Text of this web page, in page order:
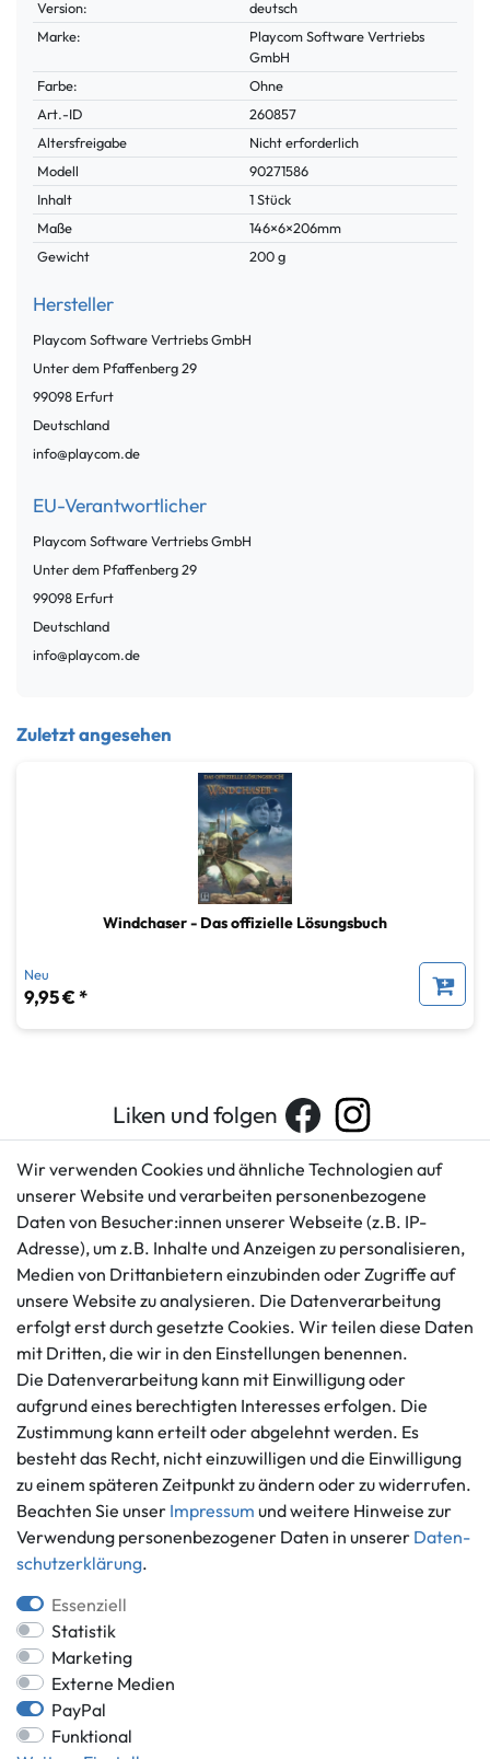
Version:
deutsch
Marke:
Playcom Software Vertriebs
GmbH
Farbe:
Ohne
Technisches
Merkmal
Wert
Art.-ID
260857
Altersfreigabe
Nicht erforderlich
Modell
90271586
Inhalt
1 Stück
Maße
146×6×206mm
Gewicht
200 g
Hersteller
Playcom Software Vertriebs GmbH
Unter dem Pfaffenberg29
99098 Erfurt
Deutschland
info@playcom.de
EU-Verantwortlicher
Playcom Software Vertriebs GmbH
Unter dem Pfaffenberg29
99098 Erfurt
Deutschland
info@playcom.de
Zuletzt angesehen
Windchaser - Das offizielle Lösungsbuch
Neu
9,95 € *
Liken und folgen
Kundenservice
+49 421 596586
Mo. - Fr. 9 - 16 Uhr
info@gameworld.de
Kontaktformular
Rechtliches
AGB
Impressum
Datenschutzerklärung
Barrierefreiheitserklärung
Widerrufs­recht
Vertrag widerrufen
Informationen
Ankauf
Über uns
Häufig gestellte Fragen
Zahlung und Versand
Batterieentsorgung
Zahlungsmöglichkeiten
*Alle Preise inkl. gesetzlicher MwSt.,
** gilt für Lieferungen innerhalb Deutschlands, Lieferzeiten für andere
Wir verwenden Cookies und ähnliche Technologien auf
unserer Website und verarbeiten personenbezogene
Daten von Besucher:innen unserer Webseite (z.B. IP-
Adresse), um z.B. Inhalte und Anzeigen zu personalisieren,
Medien von Drittanbietern einzubinden oder Zugriffe auf
unsere Website zu analysieren. Die Datenverarbeitung
erfolgt erst durch gesetzte Cookies. Wir teilen diese Daten
mit Dritten, die wir in den Einstellungen benennen.
Die Datenverarbeitung kann mit Einwilligung oder
aufgrund eines berechtigten Interesses erfolgen. Die
Zustimmung kann erteilt oder abgelehnt werden. Es
besteht das Recht, nicht einzuwilligen und die Einwilligung
zu einem späteren Zeitpunkt zu ändern oder zu widerrufen.
Beachten Sie unser Impressum und weitere Hinweise zur
Verwendung personenbezogener Daten in unserer Daten­
schutz­erklärung.
Essenziell
Statistik
Marketing
Externe Medien
PayPal
Funktional